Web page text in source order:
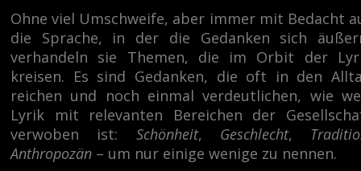
Ohne viel Umschweife, aber immer mit Bedacht
die Sprache, in der die Gedanken sich
verhandeln sie Themen, die im Orbit der
kreisen. Es sind Gedanken, die oft in den
reichen und noch einmal verdeutlichen, wie
Lyrik mit relevanten Bereichen der
verwoben ist: Schönheit, Geschlecht,
Anthropozän – um nur einige wenige zu nennen.